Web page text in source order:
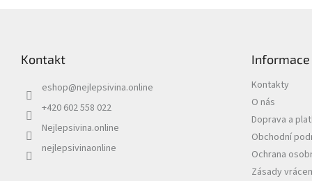
Kontakt
eshop@nejlepsivina.online
+420 602 558 022
Nejlepsivina.online
nejlepsivinaonline
Informace
Kontakty
O nás
Doprava a
Obchodní
Ochrana
Zásady